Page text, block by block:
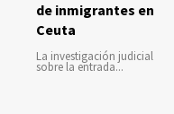
de inmigrantes en
Ceuta
La investigación judicial
sobre la entrada...